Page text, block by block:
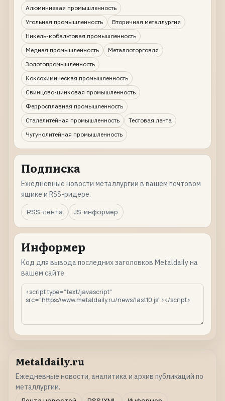
Алюминиевая промышленность
Угольная промышленность
Вторичная металлургия
Никель-кобальтовая промышленность
Медная промышленность
Металлоторговля
Золотопромышленность
Коксохимическая промышленность
Свинцово-цинковая промышленность
Ферросплавная промышленность
Сталелитейная промышленность
Тестовая лента
Чугунолитейная промышленность
Подписка
Ежедневные новости металлургии в вашем почтовом
ящике и RSS-ридере.
RSS-лента
JS-информер
Информер
Код для вывода последних заголовков Metaldaily на
вашем сайте.
Metaldaily.ru
Ежедневные новости, аналитика и архив публикаций по
металлургии.